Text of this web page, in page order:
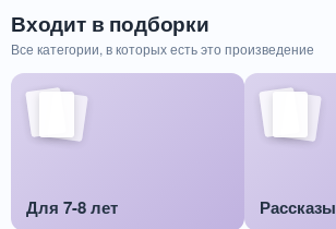
Входит в подборки
Все категории, в которых есть это произведение
Для 7-8 лет Рассказы